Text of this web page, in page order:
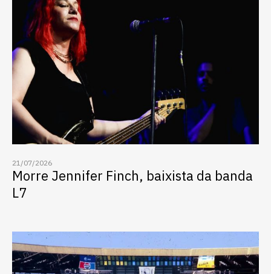
21/07/2026
Morre Jennifer Finch, baixista da banda
L7